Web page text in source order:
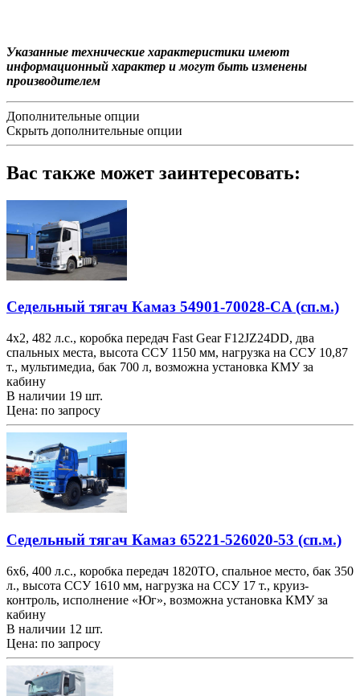
Указанные технические характеристики имеют
информационный характер и могут быть изменены
производителем
Дополнительные опции
Скрыть дополнительные опции
Вас также может заинтересовать:
Седельный тягач Камаз 54901-70028-CA (сп.м.)
4х2, 482 л.с., коробка передач Fast Gear F12JZ24DD, два
спальных места, высота ССУ 1150 мм, нагрузка на ССУ 10,87
т., мультимедиа, бак 700 л, возможна установка КМУ за
кабину
В наличии 19 шт.
Цена: по запросу
Седельный тягач Камаз 65221-526020-53 (сп.м.)
6х6, 400 л.с., коробка передач 1820TO, спальное место, бак 350
л., высота ССУ 1610 мм, нагрузка на ССУ 17 т., круиз-
контроль, исполнение «Юг», возможна установка КМУ за
кабину
В наличии 12 шт.
Цена: по запросу